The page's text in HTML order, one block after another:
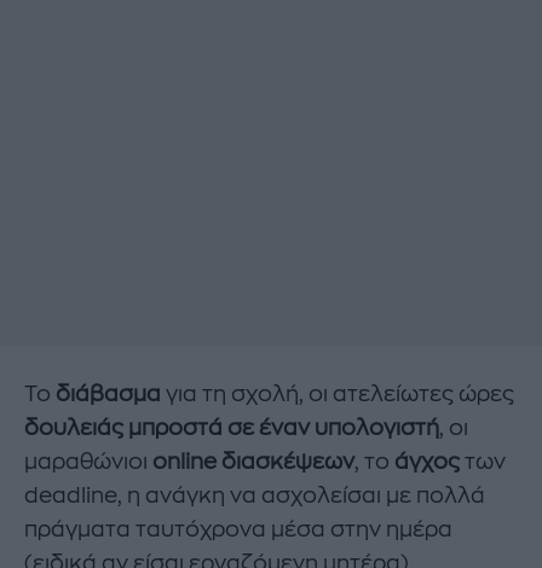
Το διάβασμα για τη σχολή, οι ατελείωτες ώρες
δουλειάς μπροστά σε έναν υπολογιστή, οι
μαραθώνιοι online διασκέψεων, το άγχος των
deadline, η ανάγκη να ασχολείσαι με πολλά
πράγματα ταυτόχρονα μέσα στην ημέρα
(ειδικά αν είσαι εργαζόμενη μητέρα)